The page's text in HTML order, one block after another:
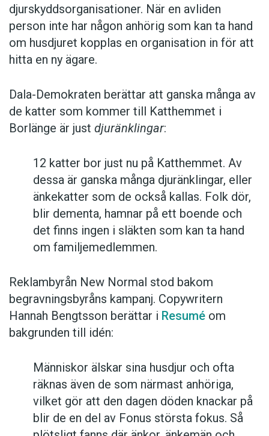
djurskyddsorganisationer. När en avliden
person inte har någon anhörig som kan ta hand
om husdjuret kopplas en organisation in för att
hitta en ny ägare.
Dala-Demokraten berättar att ganska många av
de katter som kommer till Katthemmet i
Borlänge är just djuränklingar:
12 katter bor just nu på Katthemmet. Av
dessa är ganska många djuränklingar, eller
änkekatter som de också kallas. Folk dör,
blir dementa, hamnar på ett boende och
det finns ingen i släkten som kan ta hand
om familjemedlemmen.
Reklambyrån New Normal stod bakom
begravningsbyråns kampanj. Copywritern
Hannah Bengtsson berättar i Resumé om
bakgrunden till idén:
Människor älskar sina husdjur och ofta
räknas även de som närmast anhöriga,
vilket gör att den dagen döden knackar på
blir de en del av Fonus största fokus. Så